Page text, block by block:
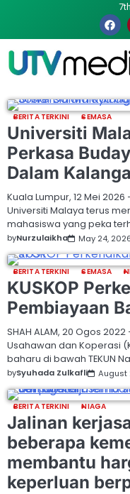
BERITA TERKINI SEMASA
Universiti
Perkasa
Dalam
Kuala Lumpur, 12 Mei
Universiti Malaya terus
mahasiswa yang peka
byNurzulaikha May 24,
BERITA TERKINI SEMASA
KUSKOP
Pembiayaan
SHAH ALAM, 20 Ogos
Usahawan dan Koperasi
baharu di bawah TEKUN
bySyuhada Zulkafli August
BERITA TERKINI NIAGA
Jalinan
beberapa
membantu
keperluan